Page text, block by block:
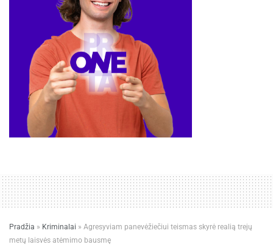
Pradžia » Kriminalai » Agresyviam panevėžiečiui teismas skyrė realią trejų
metų laisvės atėmimo bausmę